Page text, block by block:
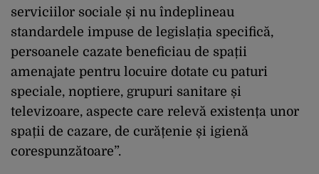
serviciilor sociale și nu îndeplineau
standardele impuse de legislația specifică,
persoanele cazate beneficiau de spații
amenajate pentru locuire dotate cu paturi
speciale, noptiere, grupuri sanitare și
televizoare, aspecte care relevă existența unor
spații de cazare, de curățenie și igienă
corespunzătoare”.